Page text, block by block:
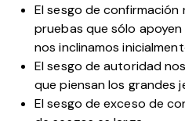
El sesgo de
pruebas que sólo
nos inclinamos
El sesgo de autoridad
que piensan los grandes
El sesgo de exceso de